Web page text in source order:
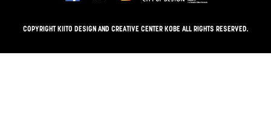
COPYRIGHT KIITO DESIGN AND CREATIVE CENTER KOBE ALL RIGHTS RESERVED.